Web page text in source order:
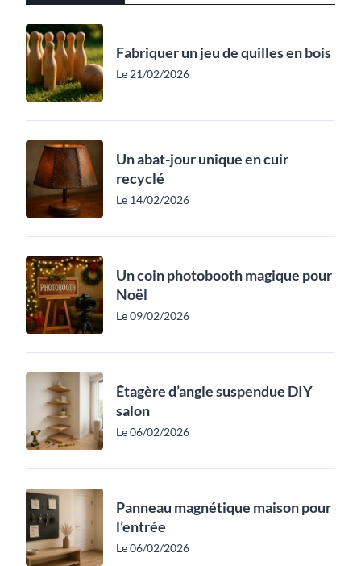
Fabriquer un jeu de quilles en bois
Le 21/02/2026
Un abat-jour unique en cuir
recyclé
Le 14/02/2026
Un coin photobooth magique pour
Noël
Le 09/02/2026
Étagère d’angle suspendue DIY
salon
Le 06/02/2026
Panneau magnétique maison pour
l’entrée
Le 06/02/2026